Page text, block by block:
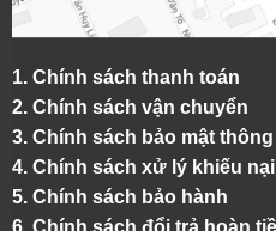
1. Chính sách thanh toán
2. Chính sách vận chuyển
3. Chính sách bảo mật
4. Chính sách xử lý khiếu nại
5. Chính sách bảo hành
6. Chính sách đổi trả,hoàn